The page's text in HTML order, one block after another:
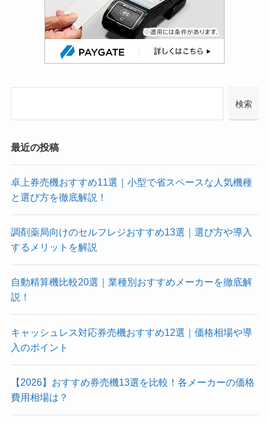
検索
最近の投稿
卓上券売機おすすめ11選｜小型で省スペースな人気機種
と選び方を徹底解説！
調剤薬局向けのセルフレジおすすめ13選｜選び方や導入
するメリットを解説
自動精算機比較20選｜業種別おすすめメーカーを徹底解
説！
キャッシュレス対応券売機おすすめ12選｜価格相場や導
入のポイント
【2026】おすすめ券売機13選を比較！各メーカーの価格
費用相場は？